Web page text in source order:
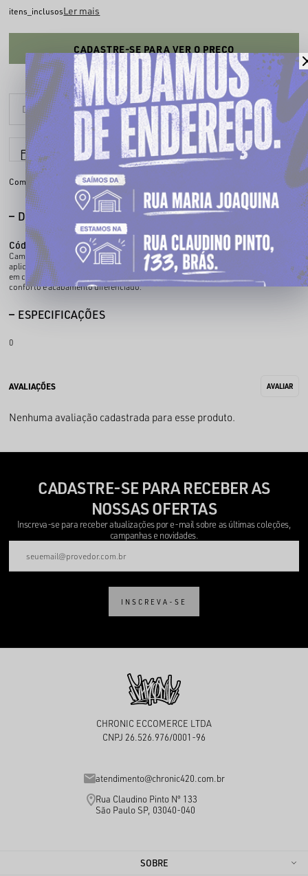
itens_inclusosLer mais
CADASTRE-SE PARA VER O PREÇO
Parcele em até 6x sem juros
Compartilhe:
DESCRIÇÃO COMPLETA
Código identificador (SKU):
400083003
Camiseta de time CHRONIC confeccionada em tecido leve, com estampas
aplicadas na frente e nas costas. O modelo apresenta arte frontal com detalhes
em contraste e estampa traseira com grafismo e numeração, combinando
conforto e acabamento diferenciado.
ESPECIFICAÇÕES
0
Nenhuma avaliação cadastrada para esse produto.
CADASTRE-SE PARA RECEBER AS
NOSSAS OFERTAS
Inscreva-se para receber atualizações por e-mail sobre as últimas coleções,
campanhas e novidades.
INSCREVA-SE
CHRONIC ECCOMERCE LTDA
CNPJ 26.526.976/0001-96
atendimento@chronic420.com.br
Rua Claudino Pinto Nº 133
São Paulo SP, 03040-040
SOBRE